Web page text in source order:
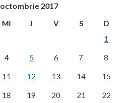
octombrie 2017
Mi J V S
D
1
4 5 6 7 8
11 12 13 14 15
18 19 20 21 22